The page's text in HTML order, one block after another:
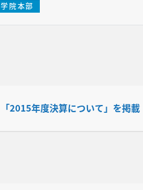
学院本部
「2015年度決算について」を掲載